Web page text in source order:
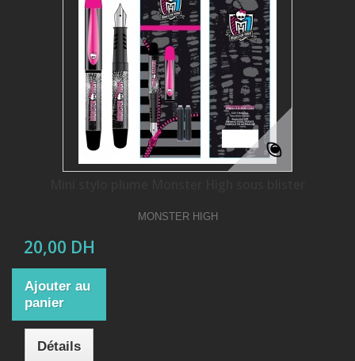
MONSTER HIGH
20,00 DH
Ajouter au
panier
Détails